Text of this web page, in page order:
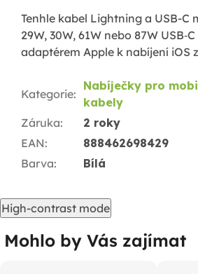
Tenhle kabel Lightning a USB-C
29W, 30W, 61W nebo 87W
adaptérem Apple k nabíjení iOS
Kategorie:
Nabíječky pro
kabely
Záruka:
2 roky
EAN:
888462698429
Barva: Bílá
High-contrast mode
Mohlo by Vás zajímat